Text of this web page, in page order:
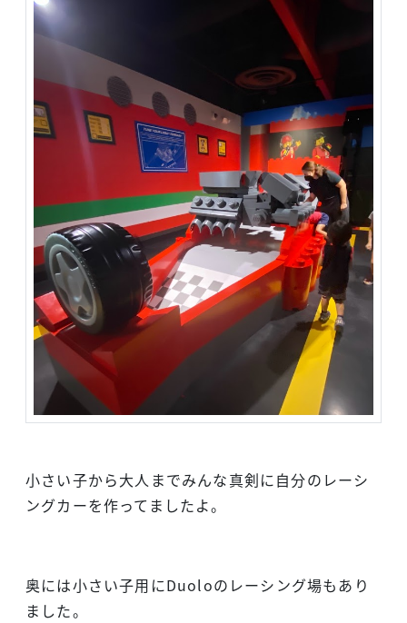
小さい子から大人までみんな真剣に自分のレーシ
ングカーを作ってましたよ。
奥には小さい子用にDuoloのレーシング場もあり
ました。